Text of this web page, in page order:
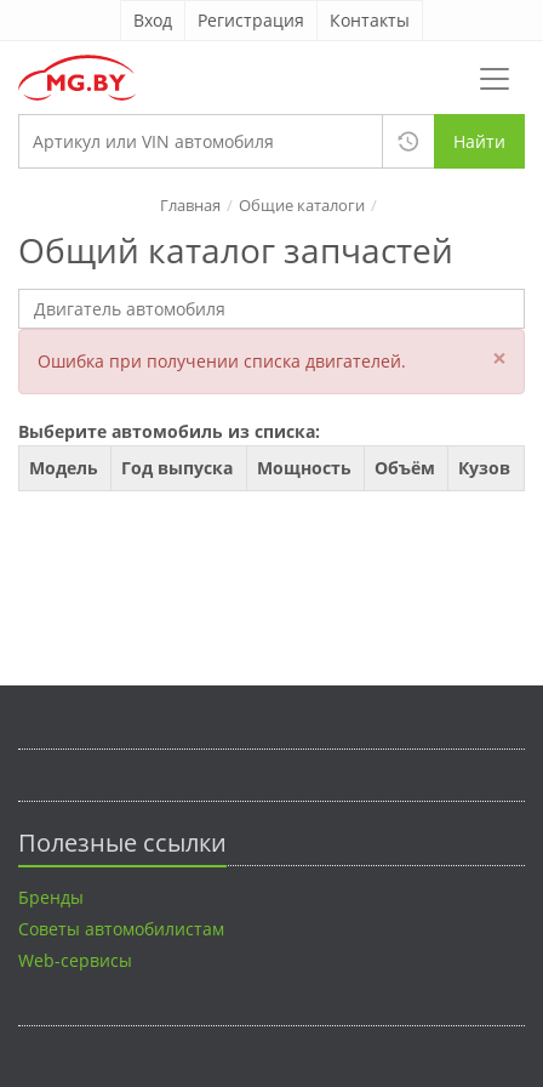
Вход Регистрация Контакты
Найти
Общий каталог запчастей
Главная Общие каталоги
Ошибка при получении списка двигателей. ×
Выберите автомобиль из списка:
Модель
Год выпуска Мощность Объём Кузов
Полезные ссылки
Бренды
Советы автомобилистам
Web-сервисы